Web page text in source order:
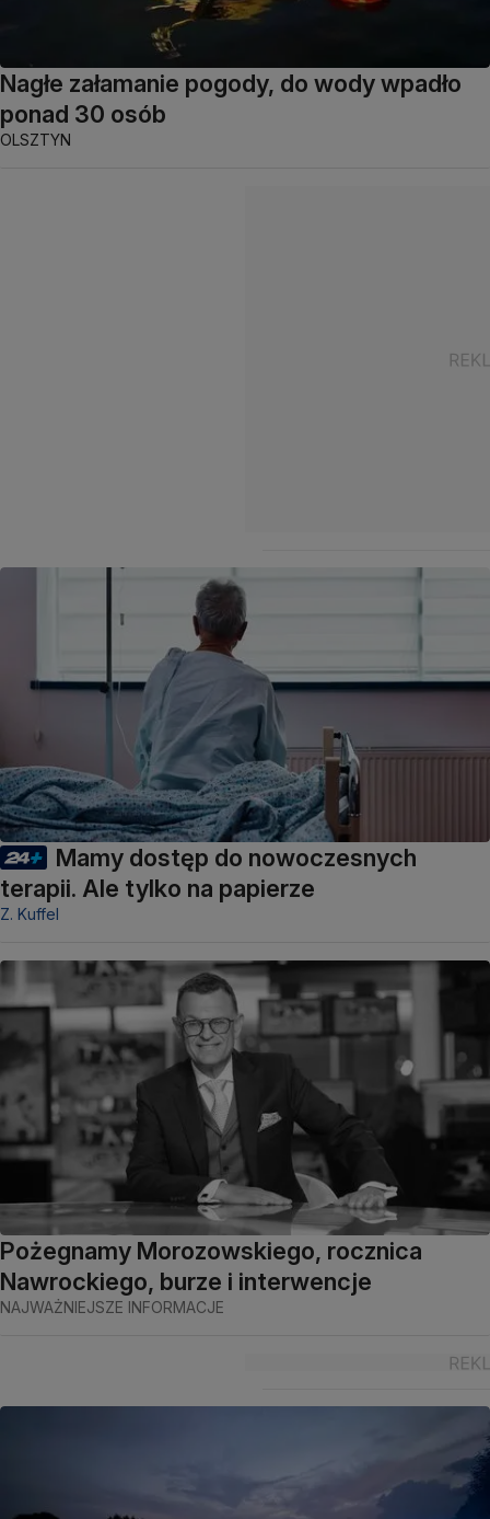
Nagłe załamanie pogody, do wody wpadło
ponad 30 osób
OLSZTYN
Mamy dostęp do nowoczesnych
terapii. Ale tylko na papierze
Z. Kuffel
Pożegnamy Morozowskiego, rocznica
Nawrockiego, burze i interwencje
NAJWAŻNIEJSZE INFORMACJE